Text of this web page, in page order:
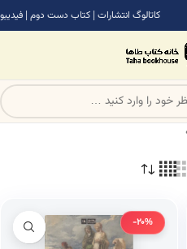
کاتالوگ انتشارات | کتاب دست دوم | فیدیبو
-20%